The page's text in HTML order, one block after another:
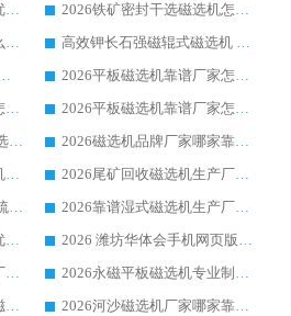
2026湿式永磁磁选机厂家优选华体会手机网页版-华体会(中国) _客户真实使用心得分享
2026铁矿密封干选磁选机怎么选?华体会手机网页版-华体会(中国) 厂家客户实操心得分享
2026强磁滚筒合作厂家怎么选-华体会手机网页版-华体会(中国) 行业优质供应商参考指南
高效钾长石强磁辊式磁选机 华体会手机网页版-华体会(中国) 专业制造品质值得信赖
器品牌及华体会手机网页版-华体会(中国) 企业解析
2026平板磁选机靠谱厂家怎么选？华体会手机网页版-华体会(中国) 凭硬实力甄选合作品牌
2026平板磁选机靠谱厂家怎么选？华体会手机网页版-华体会(中国) 凭硬实力甄选合作品牌
2026平板磁选机靠谱厂家怎么选？华体会手机网页版-华体会(中国) 凭硬实力甄选合作品牌
2026 水选磁选机厂商怎么选 潍坊华体会手机网页版-华体会(中国) 技术实力强
2026磁选机品牌厂家哪家靠谱?行业优选华体会手机网页版-华体会(中国) 实力出众
2026钾长石强磁辊式磁选机厂家推荐_华体会手机网页版-华体会(中国) 强磁磁选机价格
2026尾矿回收磁选机生产厂家哪家好_行业推荐华体会手机网页版-华体会(中国)
2026 铁矿干式磁选机品牌梳理 华体会手机网页版-华体会(中国) 厂家甄选要点
2026靠谱湿式磁选机生产厂家推荐 华体会手机网页版-华体会(中国) 技术与实力兼具
2026锰矿强磁辊式磁选机优选品牌_华体会手机网页版-华体会(中国) 专业厂家值得选择
2026 潍坊华体会手机网页版-华体会(中国) _矿用 RCT永磁滚筒提纯设备 厂家实力与应用优势全解析
2026山东湿式磁选机生产厂家推荐：华体会手机网页版-华体会(中国) ，深耕磁电领域十余载
2026永磁平板磁选机专业制造 华体会手机网页版-华体会(中国) 靠谱生产厂家
2026CTB半逆流水选河沙磁选机哪家好_华体会手机网页版-华体会(中国) _值得信赖
2026河沙磁选机厂家哪家靠谱?华体会手机网页版-华体会(中国) 优质河沙磁选机厂家推荐